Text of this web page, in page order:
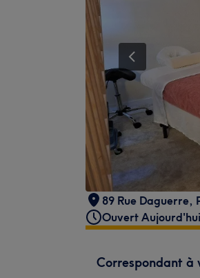
89 Rue Daguerre,
Ouvert
Correspondant à